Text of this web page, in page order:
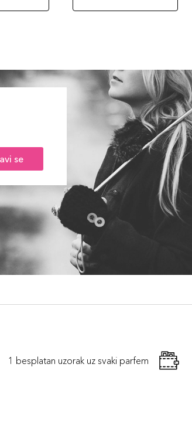
se
1 besplatan uzorak uz svaki parfem